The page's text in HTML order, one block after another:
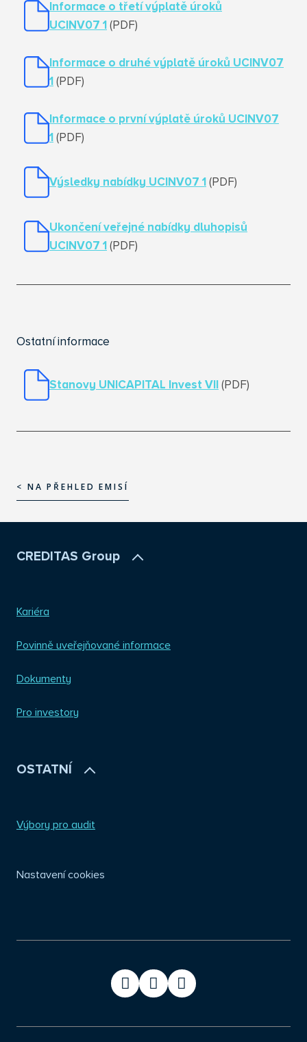
Informace o třetí výplatě úroků
UCINV07 1 (PDF)
Informace o druhé výplatě úroků UCINV07
1 (PDF)
Informace o první výplatě úroků UCINV07
1 (PDF)
Výsledky nabídky UCINV07 1 (PDF)
Ukončení veřejné nabídky dluhopisů
UCINV07 1 (PDF)
Ostatní informace
Stanovy UNICAPITAL Invest VII (PDF)
< NA PŘEHLED EMISÍ
CREDITAS Group
Kariéra
Povinně uveřejňované informace
Dokumenty
Pro investory
OSTATNÍ
Výbory pro audit
Nastavení cookies